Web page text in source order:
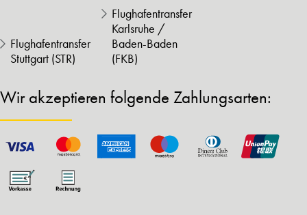
Flughafentransfer
Stuttgart (STR)
Flughafentransfer
Karlsruhe /
Baden-Baden
(FKB)
Wir akzeptieren folgende Zahlungsarten: